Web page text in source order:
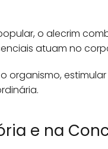
o alecrim
atuam no
e na